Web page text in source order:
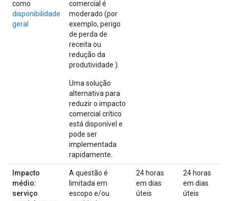
como
disponibilidade
geral
comercial é
moderado (por
exemplo, perigo
de perda de
receita ou
redução da
produtividade ).
Uma solução
alternativa para
reduzir o impacto
comercial crítico
está disponível e
pode ser
implementada
rapidamente.
Impacto
médio:
serviço
A questão é
limitada em
escopo e/ou
24 horas
em dias
úteis
24 horas
em dias
úteis